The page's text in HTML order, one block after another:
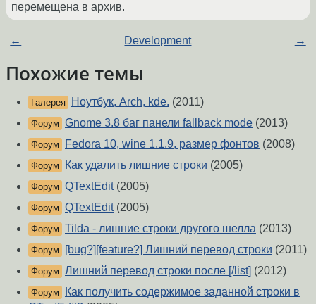
перемещена в архив.
← Development →
Похожие темы
Галерея Ноутбук, Arch, kde. (2011)
Форум Gnome 3.8 баг панели fallback mode (2013)
Форум Fedora 10, wine 1.1.9, размер фонтов (2008)
Форум Как удалить лишние строки (2005)
Форум QTextEdit(2005)
Форум QTextEdit(2005)
Форум Tilda - лишние строки другого шелла (2013)
Форум [bug?][feature?] Лишний перевод строки (2011)
Форум Лишний перевод строки после [/list] (2012)
Форум
Как получить содержимое заданной строки в